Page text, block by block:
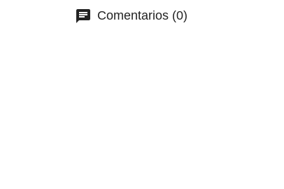
Comentarios (0)